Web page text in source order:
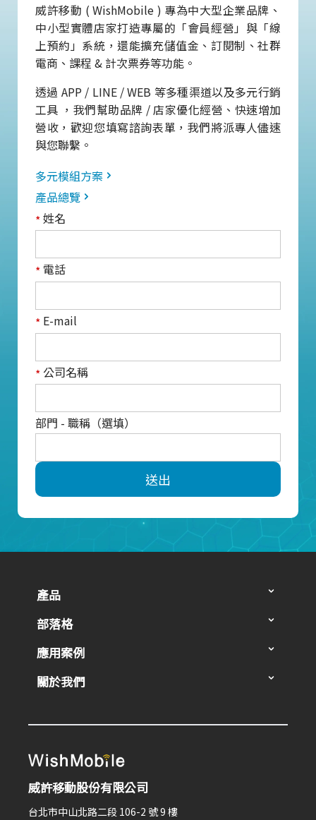
威許移動 ( WishMobile ) 專為中大型企業品牌、
中小型實體店家打造專屬的「會員經營」與「線
上預約」系統，還能擴充儲值金、訂閱制、社群
電商、課程 & 計次票券等功能。
透過 APP / LINE / WEB 等多種渠道以及多元行銷
工具 ，我們幫助品牌 / 店家優化經營、快速增加
營收，歡迎您填寫諮詢表單，我們將派專人儘速
與您聯繫。
多元模組方案
產品總覽
*姓名
* 電話
* E-mail
* 公司名稱
部門 - 職稱（選填）
送出
產品
部落格
應用案例
關於我們
威許移動股份有限公司
台北市中山北路二段 106-2 號 9 樓